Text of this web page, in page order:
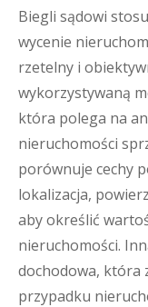
Biegli sądowi
wycenie
rzetelny i
wykorzystywaną
która polega na
nieruchomości
porównuje cechy
lokalizacja,
aby określić
nieruchomości.
dochodowa, która
przypadku